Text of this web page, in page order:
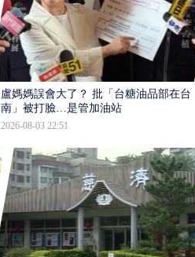
盧媽媽誤會大了？ 批「台糖油品部在台
南」被打臉…是管加油站
2026-08-03 22:51